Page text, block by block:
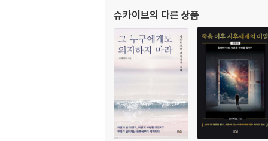
18. 상대의 감정에 개입하지 말 것 62
19. 너는 이미 3차원의 삶을 살아가는 존재가 아
20. 진리는 단순하고 명쾌하다 66
21. 꼭 기억해야 할 2가지 67
22. 상승을 위한 깨우침은 스스로의 몫이다 70
23. 슈카이브는 모든 신의 합일에 의해 왔다 73
24. 슈카이브는 창조주의 아들이고 DNA에 관
25. 차크라는 단순히 명상의 도구가 아니다 81
26. 인류가 영적 성장에 돈을 쓰지 않는 이유 85
슈카이브의 다른 상품